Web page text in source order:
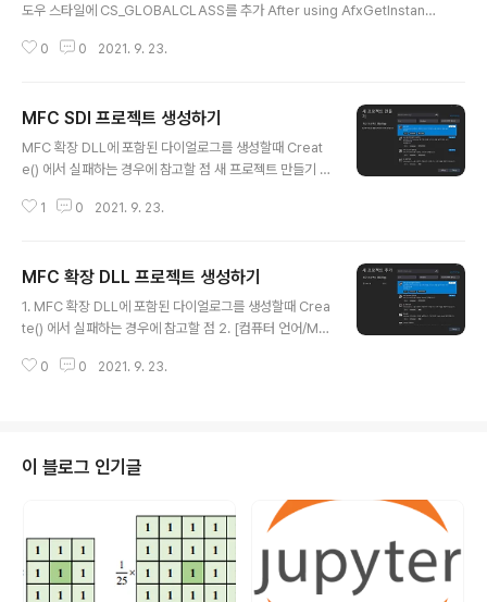
도우 스타일에 CS_GLOBALCLASS를 추가 After using AfxGetInstanc
esource dialogs which contained the custom controls began to f
er loading the language DLL the dia..
0 0 2021. 9. 23.
MFC SDI 프로젝트 생성하기
MFC 확장 DLL에 포함된 다이얼로그를 생성할때 Creat
e() 에서 실패하는 경우에 참고할 점 새 프로젝트 만들기 -
(Single Document Interface) 로 설정, 공유 DLL에서
ㅇ 마침을 버튼을 클릭하여 프로젝트 생성을 합니다. 커맨
드창에서 프로젝트가 생성된 경로에 tree /f 명령을 실행
하면 전체 구조를 확인 할 수 있습니다. 프로젝트를 실행하
pp 클래스 변수가 전역변수로 선언되어 있음으로 제일 먼
1 0 2021. 9. 23.
MFC 확장 DLL 프로젝트 생성하기
1. MFC 확장 DLL에 포함된 다이얼로그를 생성할때 Crea
te() 에서 실패하는 경우에 참고할 점 2. [컴퓨터 언어/MF
적 연결 라이브러리 선택합니다. DLL 형식을 MFC 확장 D
따로 설치해야 한다. 정적 DLL 은 컴파일 타임에 모든 DL
L을 포함해서 EXE 만든다. 이것 때문에 배포 시 용량이 커
진다. 자세한 사항은 https://izen8.tistory.com/360
블로그를 참고 바란다. 생성이 완료되면 아래처럼 파일을
추가한다. 프로젝트 생성후..
0 0 2021. 9. 23.
이 블로그 인기글